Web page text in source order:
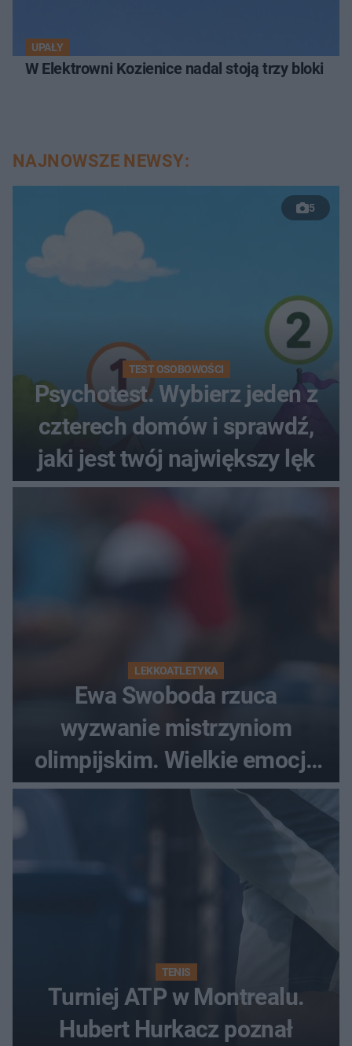
UPAŁY
W Elektrowni Kozienice nadal stoją trzy bloki
NAJNOWSZE NEWSY:
5
TEST OSOBOWOŚCI
Psychotest. Wybierz jeden z
czterech domów i sprawdź,
jaki jest twój największy lęk
LEKKOATLETYKA
Ewa Swoboda rzuca
wyzwanie mistrzyniom
olimpijskim. Wielkie emocje
podczas Silesia Memoriału
Kamili Skolimowskiej
TENIS
Turniej ATP w Montrealu.
Hubert Hurkacz poznał